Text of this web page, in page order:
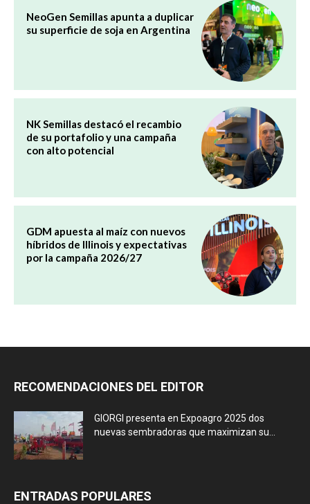
NeoGen Semillas apunta a duplicar
su superficie de soja en Argentina
NK Semillas destacó el recambio
de su portafolio y una campaña
con alto potencial
GDM apuesta al maíz con nuevos
híbridos de Illinois y expectativas
por la campaña 2026/27
RECOMENDACIONES DEL EDITOR
GIORGI presenta en Expoagro 2025 dos
nuevas sembradoras que maximizan su...
ENTRADAS POPULARES